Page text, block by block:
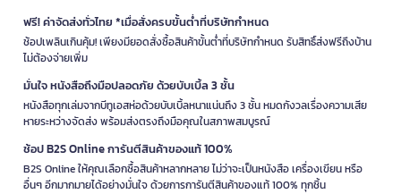
ฟรี! ค่าจัดส่งทั่วไทย *เมื่อสั่งครบขั้นต่ำที่บริษัทกำหนด
ช้อปเพลินเกินคุ้ม! เพียงมียอดสั่งซื้อสินค้าขั้นต่ำที่บริษัทกำหนด รับสิทธิ์ส่งฟรีถึงบ้าน
ไม่ต้องจ่ายเพิ่ม
มั่นใจ หนังสือถึงมือปลอดภัย ด้วยบับเบิ้ล 3 ชั้น
หนังสือทุกเล่มจากบีทูเอสห่อด้วยบับเบิ้ลหนาแน่นถึง 3 ชั้น หมดกังวลเรื่องความเสีย
หายระหว่างจัดส่ง พร้อมส่งตรงถึงมือคุณในสภาพสมบูรณ์
ช้อป B2S Online การันตีสินค้าของแท้ 100%
B2S Online ให้คุณเลือกซื้อสินค้าหลากหลาย ไม่ว่าจะเป็นหนังสือ เครื่องเขียน หรือ
อื่นๆ อีกมากมายได้อย่างมั่นใจ ด้วยการการันตีสินค้าของแท้ 100% ทุกชิ้น